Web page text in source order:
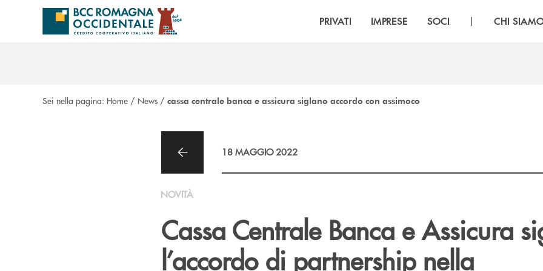
Salta al contenuto principale
PRIVATI IMPRESE SOCI | CHI
Sei nella pagina: Home / News / cassa centrale banca e assicura siglano accordo con assimoco
18 MAGGIO 2022
NOVITÀ
Cassa Centrale Banca e Assicura
l’accordo di partnership nella